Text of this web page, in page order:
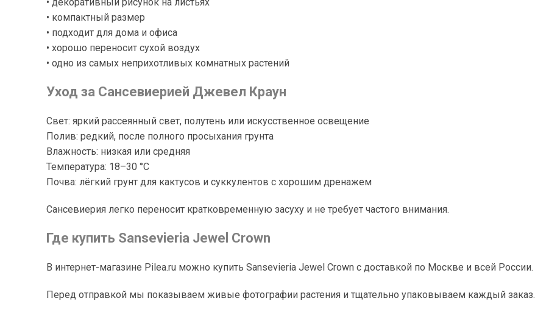
• компактный размер
• подходит для дома и офиса
• хорошо переносит сухой воздух
• одно из самых неприхотливых комнатных растений
Уход за Сансевиерией Джевел Краун
Свет: яркий рассеянный свет, полутень или искусственное освещение
Полив: редкий, после полного просыхания грунта
Влажность: низкая или средняя
Температура: 18–30 °C
Почва: лёгкий грунт для кактусов и суккулентов с хорошим дренажем
Сансевиерия легко переносит кратковременную засуху и не требует частого внимания.
Где купить Sansevieria Jewel Crown
В интернет-магазине Pilea.ru можно купить Sansevieria Jewel Crown с доставкой по Москве и всей России.
Перед отправкой мы показываем живые фотографии растения и тщательно упаковываем каждый заказ.